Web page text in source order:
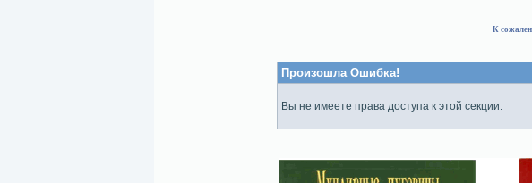
К
Произошла Ошибка!
Вы не имеете права доступа к этой секции.